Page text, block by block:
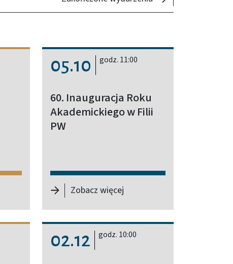
i Praktyka” (LSTP 2026)
inauguracja roku akademickiego
05.10 godz. 11:00
60. Inauguracja Roku
Akademickiego w Filii
PW
Zobacz więcej
02.12 godz. 10:00